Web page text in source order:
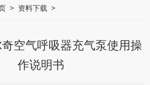
> 资料下载 >
空气呼吸器充气泵使用操
作说明书